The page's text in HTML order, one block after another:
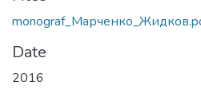
Date
2016